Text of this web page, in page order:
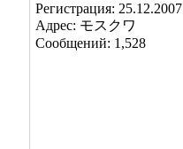
Регистрация: 25.12.2007
Адрес: モスクワ
Сообщений: 1,528